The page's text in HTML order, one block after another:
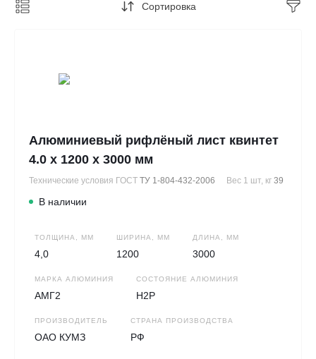
Сортировка
Алюминиевый рифлёный лист квинтет
4.0 х 1200 х 3000 мм
Технические условия ГОСТ ТУ 1-804-432-2006 Вес 1 шт, кг 39
В наличии
ТОЛЩИНА, ММ
4,0
ШИРИНА, ММ
1200
ДЛИНА, ММ
3000
МАРКА АЛЮМИНИЯ
АМГ2
СОСТОЯНИЕ АЛЮМИНИЯ
Н2Р
ПРОИЗВОДИТЕЛЬ
ОАО КУМЗ
СТРАНА ПРОИЗВОДСТВА
РФ